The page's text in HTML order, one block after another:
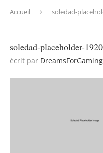
Accueil soledad-
soledad-placeholder-
écrit par DreamsForGaming